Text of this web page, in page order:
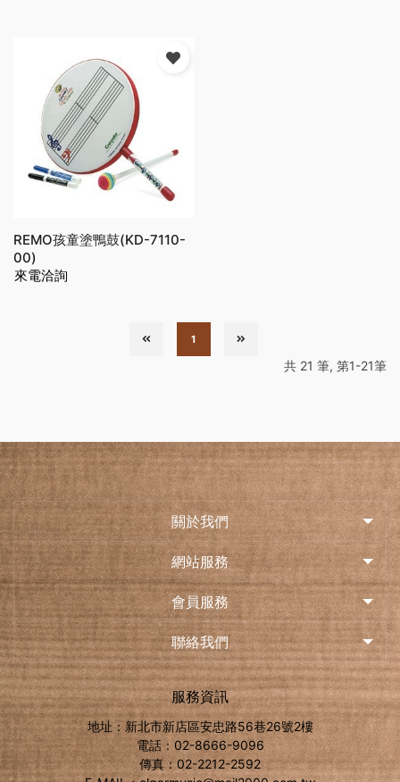
REMO孩童塗鴨鼓(KD-7110-
00)
來電洽詢
1
共 21 筆, 第1-21筆
關於我們
網站服務
會員服務
聯絡我們
服務資訊
地址：新北市新店區安忠路56巷26號2樓
電話：02-8666-9096
傳真：02-2212-2592